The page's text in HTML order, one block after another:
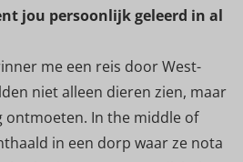
jou persoonlijk geleerd in al
me een reis door West-
niet alleen dieren zien, maar
ontmoeten. In the middle of
in een dorp waar ze nota